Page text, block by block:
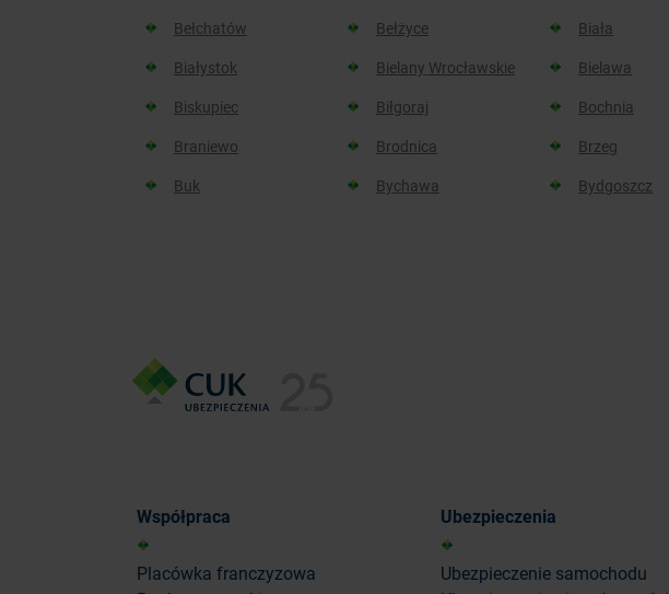
Bełchatów
Bełżyce Biała
Białystok
Bielany Wrocławskie Bielawa
Biskupiec
Biłgoraj Bochnia
Braniewo
Brodnica Brzeg
Buk
Bychawa Bydgoszcz
Współpraca
Placówka franczyzowa
Ubezpieczenia
Ubezpieczenie samochodu